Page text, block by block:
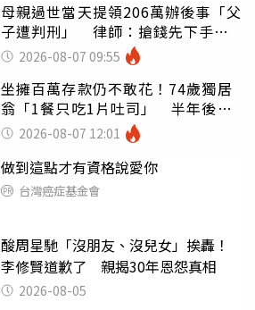
母親過世當天提領206萬辦後事「父
子遭判刑」 律師：搶錢先下手是
罪 2026-08-07 09:55
坐擁百萬存款仍不敢花！74歲獨居
翁「1餐只吃1片吐司」 半年後暴
瘦嚇壞女兒
2026-08-07 12:01
做到這點才有資格說愛你
台灣癌症基金會
酸周星馳「沒朋友、沒兒女」挨轟！
李修賢道歉了 親揭30年恩怨真相
2026-08-05